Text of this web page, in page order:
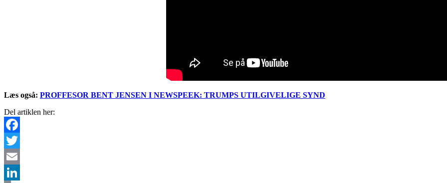
Læs også: PROFFESOR BENT JENSEN I NEWSPEEK: TRUMPS UTILGIVELIGE SYND
Del artiklen her:
Facebook
Twitter
Email